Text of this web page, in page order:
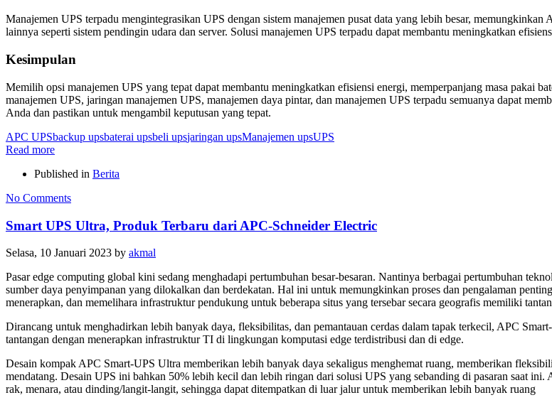
Manajemen UPS terpadu mengintegrasikan UPS dengan sistem manajemen pusat data yang lebih besar,
lainnya seperti sistem pendingin udara dan server. Solusi manajemen UPS terpadu dapat membantu meningkatkan
Kesimpulan
Memilih opsi manajemen UPS yang tepat dapat membantu meningkatkan efisiensi energi, memperpanjang masa pakai
manajemen UPS, jaringan manajemen UPS, manajemen daya pintar, dan manajemen UPS terpadu semuanya dapat
Anda dan pastikan untuk mengambil keputusan yang tepat.
APC UPSbackup upsbaterai upsbeli upsjaringan upsManajemen upsUPS
Read more
Published in Berita
No Comments
Smart UPS Ultra, Produk Terbaru dari APC-Schneider Electric
Selasa, 10 Januari 2023 by akmal
Pasar edge computing global kini sedang menghadapi pertumbuhan besar-besaran. Nantinya berbagai pertumbuhan
sumber daya penyimpanan yang dilokalkan dan berdekatan. Hal ini untuk memungkinkan proses dan pengalaman
menerapkan, dan memelihara infrastruktur pendukung untuk beberapa situs yang tersebar secara geografis memiliki
Dirancang untuk menghadirkan lebih banyak daya, fleksibilitas, dan pemantauan cerdas dalam tapak terkecil, APC
tantangan dengan menerapkan infrastruktur TI di lingkungan komputasi edge terdistribusi dan di edge.
Desain kompak APC Smart-UPS Ultra memberikan lebih banyak daya sekaligus menghemat ruang, memberikan
mendatang. Desain UPS ini bahkan 50% lebih kecil dan lebih ringan dari solusi UPS yang sebanding di pasaran saat
rak, menara, atau dinding/langit-langit, sehingga dapat ditempatkan di luar jalur untuk memberikan lebih banyak ruang